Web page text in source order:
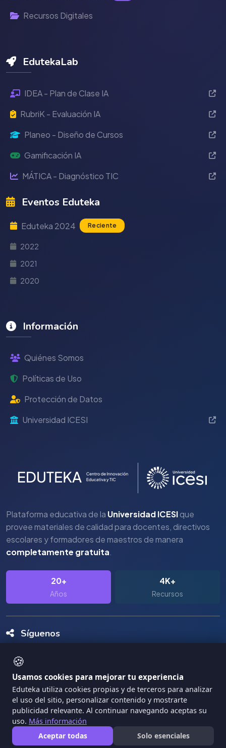
🍪
Usamos cookies para mejorar tu experiencia
Eduteka utiliza cookies propias y de terceros para analizar
el uso del sitio, personalizar contenido y mostrarte
publicidad relevante. Al continuar navegando aceptas su
uso. Más información
Aceptar todas
Solo esenciales
Recursos Digitales
EdutekaLab
IDEA - Plan de Clase IA
RubriK - Evaluación IA
Planeo - Diseño de Cursos
Gamificación IA
MÁTICA - Diagnóstico TIC
Eventos Eduteka
Eduteka 2024 Reciente
2022
2021
2020
Información
Quiénes Somos
Políticas de Uso
Protección de Datos
Universidad ICESI
Plataforma educativa de la Universidad ICESIque
provee materiales de calidad para docentes, directivos
escolares y formadores de maestros de manera
completamente gratuita.
20+
Años
4K+
Recursos
Síguenos
Copyright Eduteka 2001-2026 - Universidad ICESI
Términos de Servicio